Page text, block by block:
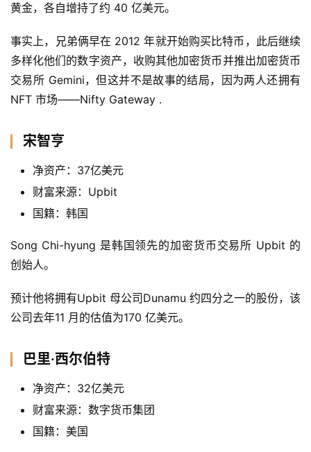
首
黄金，各自增持了约 40 亿美元。
事实上，兄弟俩早在 2012 年就开始购买比特币，此后继续
多样化他们的数字资产，收购其他加密货币并推出加密货币
交易所 Gemini，但这并不是故事的结局，因为两人还拥有
NFT 市场——Nifty Gateway .
宋智亨
净资产：37亿美元
财富来源：Upbit
国籍：韩国
Song Chi-hyung 是韩国领先的加密货币交易所 Upbit 的
创始人。
预计他将拥有Upbit 母公司Dunamu 约四分之一的股份，该
公司去年11 月的估值为170 亿美元。
巴里·西尔伯特
净资产：32亿美元
财富来源：数字货币集团
国籍：美国